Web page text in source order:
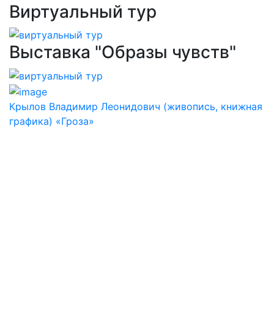
Виртуальный тур
Выставка "Образы чувств"
Крылов Владимир Леонидович (живопись, книжная
графика) «Гроза»